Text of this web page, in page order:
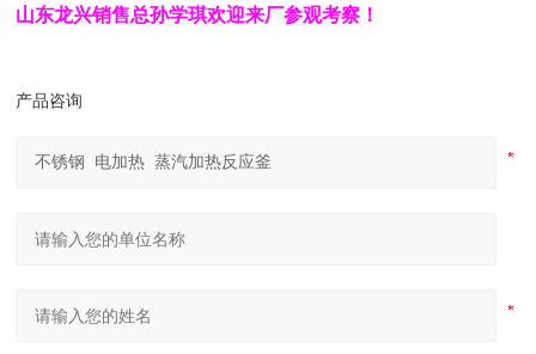
山东龙兴销售总孙学琪欢迎来厂参观考察！
产品咨询